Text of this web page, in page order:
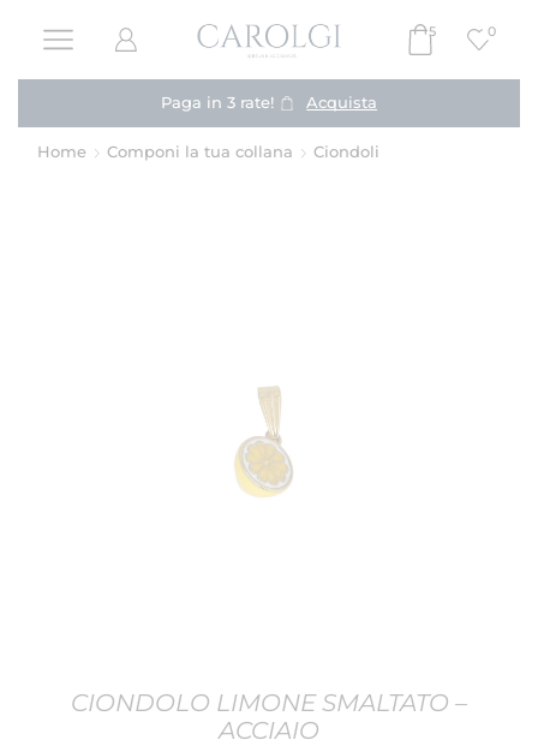
5 0
Acquista
Home Componi la tua collana Ciondoli
CIONDOLO LIMONE SMALTATO –
ACCIAIO